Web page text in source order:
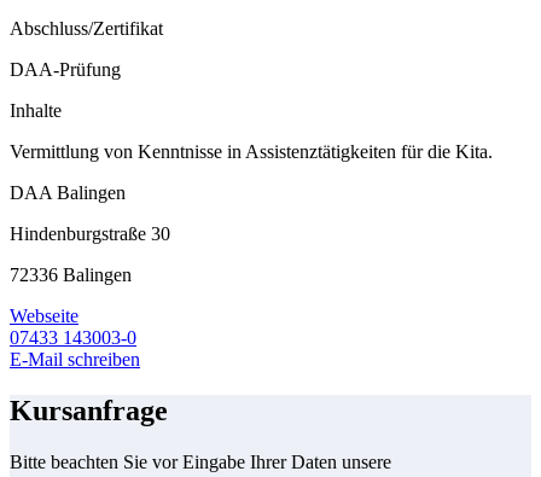
Abschluss/Zertifikat
DAA-Prüfung
Inhalte
Vermittlung von Kenntnisse in Assistenztätigkeiten für die Kita.
DAA Balingen
Hindenburgstraße 30
72336 Balingen
Webseite
07433 143003-0
E-Mail schreiben
Kursanfrage
Bitte beachten Sie vor Eingabe Ihrer Daten unsere